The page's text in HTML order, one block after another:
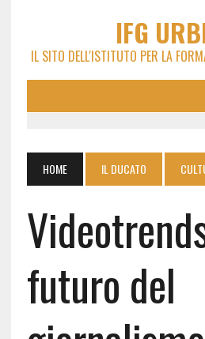
IFG
IL SITO DELL'ISTITUTO PER LA
HOME IL DUCATO
futuro del